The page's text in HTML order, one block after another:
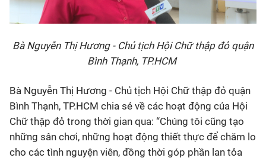
Bà Nguyễn Thị Hương - Chủ tịch Hội Chữ thập đỏ quận
Bình Thạnh, TP.HCM
Bà Nguyễn Thị Hương - Chủ tịch Hội Chữ thập đỏ quận
Bình Thạnh, TP.HCM chia sẻ về các hoạt động của Hội
Chữ thập đỏ trong thời gian qua: “Chúng tôi cũng tạo
những sân chơi, những hoạt động thiết thực để chăm lo
cho các tình nguyện viên, đồng thời góp phần lan tỏa